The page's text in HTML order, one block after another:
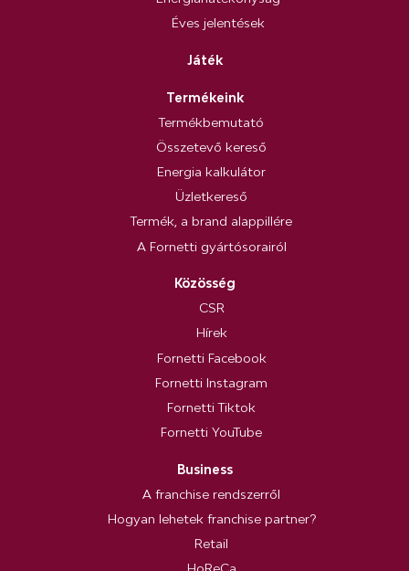
Éves jelentések
Játék
Termékeink
Termékbemutató
Összetevő kereső
Energia kalkulátor
Üzletkereső
Termék, a brand alappillére
A Fornetti gyártósorairól
Közösség
CSR
Hírek
Fornetti Facebook
Fornetti Instagram
Fornetti Tiktok
Fornetti YouTube
Business
A franchise rendszerről
Hogyan lehetek franchise partner?
Retail